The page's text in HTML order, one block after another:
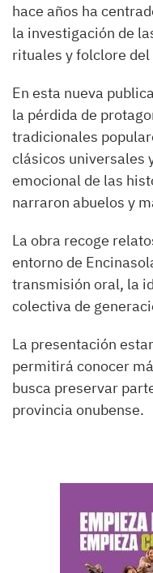
hace años ha
la investigación de
rituales y folclore
En esta nueva
la pérdida de
tradicionales
clásicos universales
emocional de las
narraron abuelos y
La obra recoge
entorno de
transmisión oral, la
colectiva de
La presentación
permitirá conocer
busca preservar
provincia onubense.